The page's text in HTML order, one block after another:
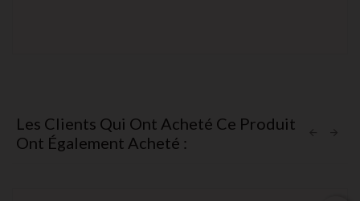
Les Clients Qui Ont Acheté Ce Produit
Ont Également Acheté :